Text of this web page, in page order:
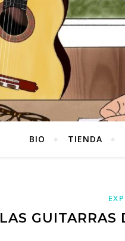
BIO TIENDA
LAS GUITARRAS